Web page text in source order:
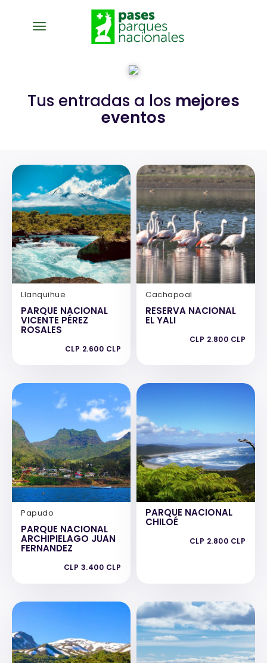
desplegar navegación
Tus entradas a los mejores
eventos
Llanquihue
PARQUE NACIONAL
VICENTE PÉREZ
ROSALES
CLP 2.600 CLP
Cachapoal
RESERVA NACIONAL
EL YALI
CLP 2.800 CLP
Papudo
PARQUE NACIONAL
ARCHIPIELAGO JUAN
FERNANDEZ
CLP 3.400 CLP
PARQUE NACIONAL
CHILOÉ
CLP 2.800 CLP